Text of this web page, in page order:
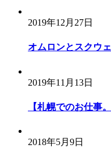
2019年12月27日
オムロンとスクウ
2019年11月13日
【札幌でのお仕事
2018年5月9日